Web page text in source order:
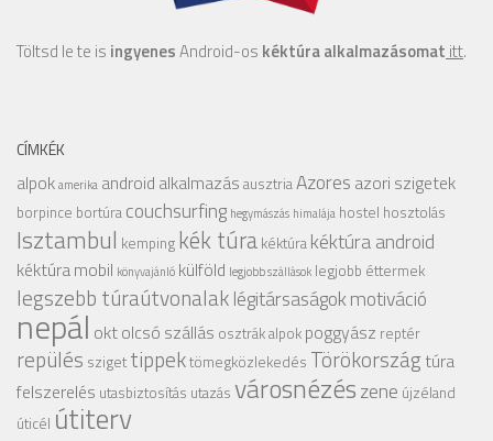
Töltsd le te is ingyenesAndroid-os kéktúra alkalmazásomat itt.
CÍMKÉK
alpokamerika android alkalmazás ausztriaAzores azori szigetek
borpince bortúra couchsurfing hegymászás himalája hostel hosztolás
Isztambul kemping kék túra kéktúra kéktúra android
kéktúra mobil könyvajánló külföld legjobb szállások legjobb éttermek
legszebb túraútvonalaklégitársaságokmotiváció
nepál oktolcsó szállás osztrák alpok poggyász reptér
repülés sziget tippektömegközlekedés Törökország túra
felszerelés utasbiztosítás utazás városnézészene újzéland
úticél útiterv